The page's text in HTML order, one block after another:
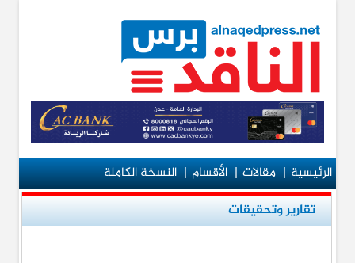
الرئيسية|مقالات|الأقسام|النسخة الكاملة
تقارير وتحقيقات